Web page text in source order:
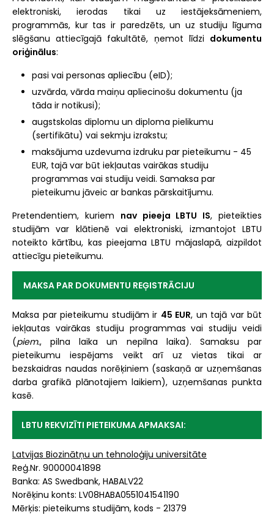
elektroniski, ierodas tikai uz iestājeksāmeniem,
programmās, kur tas ir paredzēts, un uz studiju līguma
slēgšanu attiecīgajā fakultātē, ņemot līdzi dokumentu
oriģinālus:
pasi vai personas apliecību (eID);
uzvārda, vārda maiņu apliecinošu dokumentu (ja
tāda ir notikusi);
augstskolas diplomu un diploma pielikumu
(sertifikātu) vai sekmju izrakstu;
maksājuma uzdevuma izdruku par pieteikumu - 45
EUR, tajā var būt iekļautas vairākas studiju
programmas vai studiju veidi. Samaksa par
pieteikumu jāveic ar bankas pārskaitījumu.
Pretendentiem, kuriem nav pieeja LBTU IS, pieteikties
studijām var klātienē vai elektroniski, izmantojot LBTU
noteikto kārtību, kas pieejama LBTU mājaslapā, aizpildot
attiecīgu pieteikumu.
MAKSA PAR DOKUMENTU REĢISTRĀCIJU
Maksa par pieteikumu studijām ir 45 EUR, un tajā var būt
iekļautas vairākas studiju programmas vai studiju veidi
(piem., pilna laika un nepilna laika). Samaksu par
pieteikumu iespējams veikt arī uz vietas tikai ar
bezskaidras naudas norēķiniem (saskaņā ar uzņemšanas
darba grafikā plānotajiem laikiem), uzņemšanas punkta
kasē.
LBTU REKVIZĪTI PIETEIKUMA APMAKSAI:
Latvijas Biozinātņu un tehnoloģiju universitāte
Reģ.Nr. 90000041898
Banka: AS Swedbank, HABALV22
Norēķinu konts: LV08HABA0551041541190
Mērķis: pieteikums studijām, kods - 21379